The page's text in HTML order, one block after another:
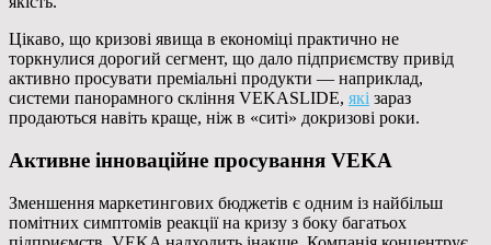
Цікаво, що кризові явища в економіці практично не
торкнулися дорогий сегмент, що дало підприємству привід
активно просувати преміальні продукти — наприклад,
системи панорамного скління VEKASLIDE, які зараз
продаються навіть краще, ніж в «ситі» докризові роки.
Активне інноваційне просування VEKA
Зменшення маркетингових бюджетів є одним із найбільш
помітних симптомів реакції на кризу з боку багатьох